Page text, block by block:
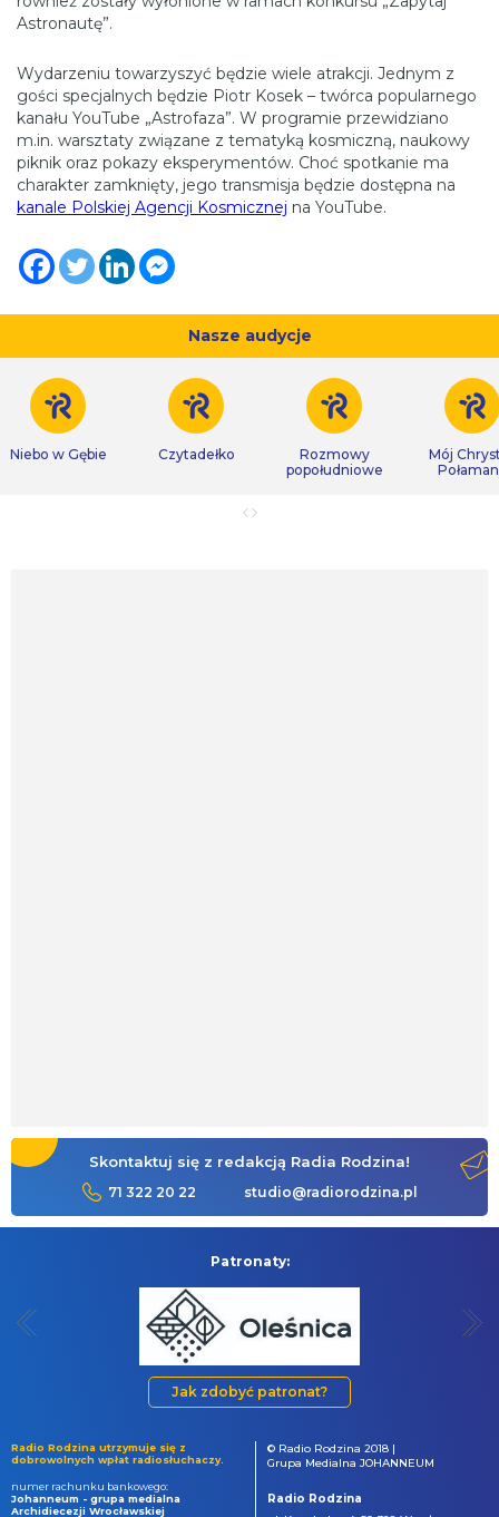
Astronautę”.
Wydarzeniu towarzyszyć będzie wiele atrakcji. Jednym z
gości specjalnych będzie Piotr Kosek – twórca popularnego
kanału YouTube „Astrofaza”. W programie przewidziano
m.in. warsztaty związane z tematyką kosmiczną, naukowy
piknik oraz pokazy eksperymentów. Choć spotkanie ma
charakter zamknięty, jego transmisja będzie dostępna na
kanale Polskiej Agencji Kosmicznej na YouTube.
Nasze audycje
Niebo w Gębie Czytadełko
Rozmowy
popołudniowe
Mój
Skontaktuj się z redakcją Radia Rodzina!
71 322 20 22 studio@radiorodzina.pl
Patronaty:
Jak zdobyć patronat?
Radio Rodzina utrzymuje się z
dobrowolnych wpłat radiosłuchaczy.
numer rachunku bankowego:
Johanneum - grupa medialna
Archidiecezji Wrocławskiej
© Radio Rodzina 2018 |
Grupa Medialna JOHANNEUM
Radio Rodzina